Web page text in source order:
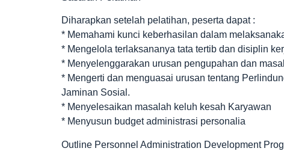
Diharapkan setelah pelatihan, peserta dapat :
* Memahami kunci keberhasilan dalam
* Mengelola terlaksananya tata tertib dan disiplin
* Menyelenggarakan urusan pengupahan dan
* Mengerti dan menguasai urusan tentang
Jaminan Sosial.
* Menyelesaikan masalah keluh kesah Karyawan
* Menyusun budget administrasi personalia
Outline Personnel Administration Development